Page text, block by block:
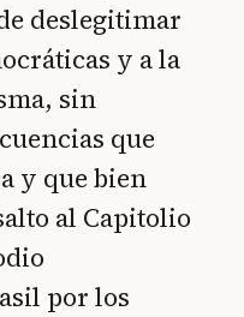
deslegitimar
y a la
sin
que
y que bien
al Capitolio
por los